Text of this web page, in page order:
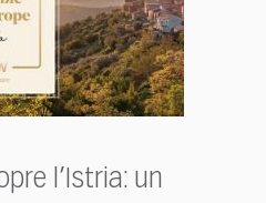
l’Istria: un